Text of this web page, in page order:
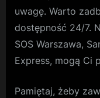
uwagę. Warto
dostępność 24/7.
SOS Warszawa,
Express, mogą Ci
Pamiętaj, żeby